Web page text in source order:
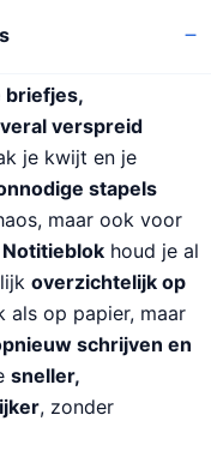
briefjes,
verspreid
je kwijt en je
stapels
maar ook voor
Notitieblok houd je al
overzichtelijk op
als op papier, maar
schrijven en
sneller,
, zonder